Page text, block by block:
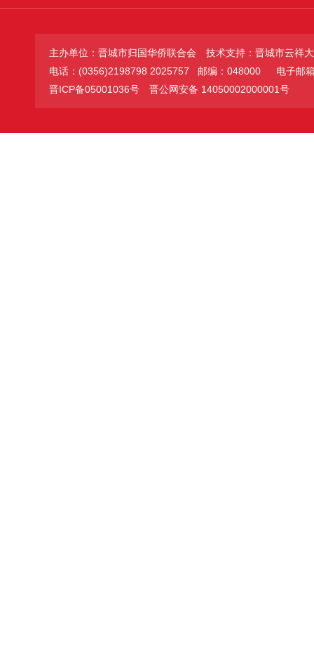
主办单位：晋城市归国华侨联合会
技术支持：晋城市云祥
电话：(0356)2198798 2025757 邮编：048000
电子邮
晋ICP备05001036号
晋公网安备 14050002000001号